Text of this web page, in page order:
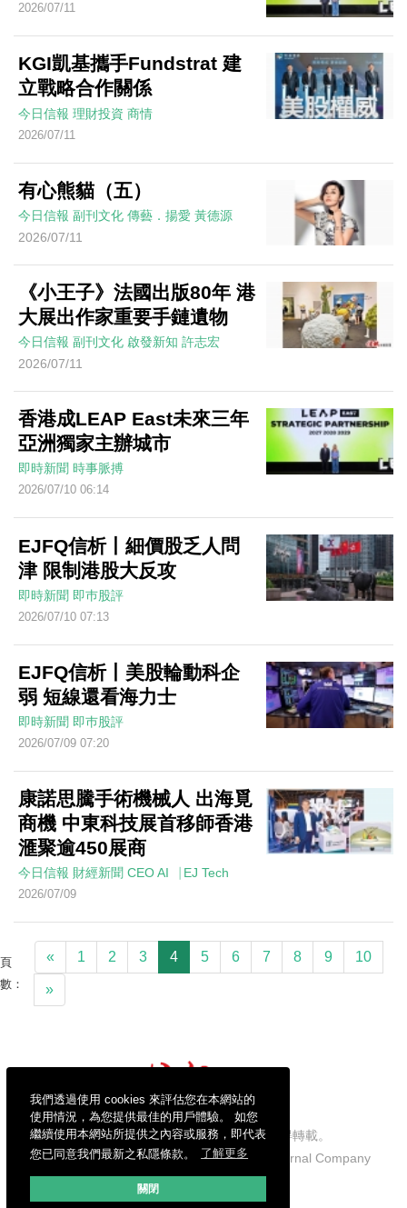
我們透過使用 cookies 來評估您在本網站的
使用情況，為您提供最佳的用戶體驗。 如您
繼續使用本網站所提供之內容或服務，即代表
您已同意我們最新之私隱條款。
了解更多
關閉
2026/07/11
KGI凱基攜手Fundstrat 建
立戰略合作關係
今日信報 理財投資 商情
2026/07/11
有心熊貓（五）
今日信報 副刊文化 傳藝．揚愛 黃德源
2026/07/11
《小王子》法國出版80年 港
大展出作家重要手鏈遺物
今日信報 副刊文化 啟發新知 許志宏
2026/07/11
香港成LEAP East未來三年
亞洲獨家主辦城市
即時新聞 時事脈搏
2026/07/10 06:14
EJFQ信析丨細價股乏人問
津 限制港股大反攻
即時新聞 即巿股評
2026/07/10 07:13
EJFQ信析丨美股輪動科企
弱 短線還看海力士
即時新聞 即巿股評
2026/07/09 07:20
康諾思騰手術機械人 出海覓
商機 中東科技展首移師香港
滙聚逾450展商
今日信報 財經新聞 CEO AI⎹ EJ Tech
2026/07/09
頁
數：
« 1 2 3 4 5 6 7 8 9 10
»
信報財經新聞有限公司版權所有，不得轉載。
Copyright © 2026 Hong Kong Economic Journal Company
Limited. All rights reserved.